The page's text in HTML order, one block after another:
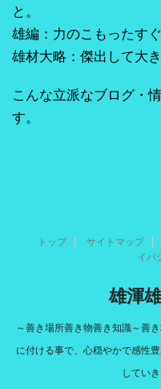
と。
雄編：力のこもったす
雄材大略：傑出して大
こんな立派なブログ・
す。
トップ サイトマップ
イバ
雄渾
～善き場所善き物善き知識～善
に付ける事で、心穏やかで感性
してい